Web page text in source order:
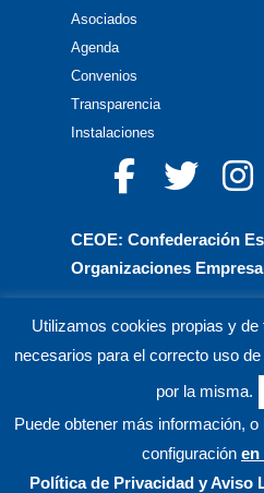
Asociados
Agenda
Convenios
Transparencia
Instalaciones
CEOE: Confederación
Organizaciones
y Mediana Empresa
CEA: Confederación de
© CECO Confederación de
Utilizamos cookies propias y
necesarios para el correcto uso
por la misma.
Puede obtener más información,
configuración en
Política de Privacidady Aviso